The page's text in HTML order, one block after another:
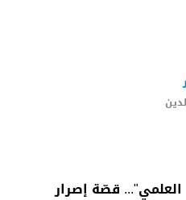
قصّة إصرار